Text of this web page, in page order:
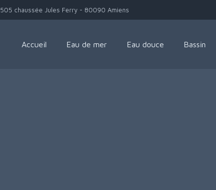
505 chaussée Jules Ferry - 80090 Amiens
Accueil Eau de mer Eau douce Bassin